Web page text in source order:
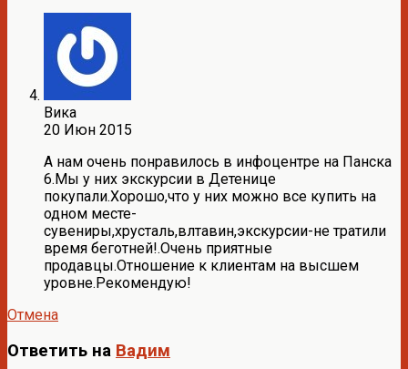
Вика
20 Июн 2015
А нам очень понравилось в инфоцентре на Панска
6.Мы у них экскурсии в Детенице
покупали.Хорошо,что у них можно все купить на
одном месте-
сувениры,хрусталь,влтавин,экскурсии-не тратили
время беготней!.Очень приятные
продавцы.Отношение к клиентам на высшем
уровне.Рекомендую!
Отмена
Ответить на Вадим